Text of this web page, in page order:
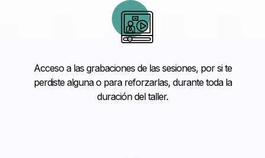
Acceso a las grabaciones de las sesiones, por si te
perdiste alguna o para reforzarlas, durante toda la
duración del taller.